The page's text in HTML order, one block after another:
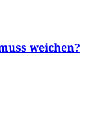
weichen?